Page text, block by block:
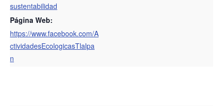
sustentabilidad
Página Web:
https://www.facebook.com/A
ctividadesEcologicasTlalpa
n